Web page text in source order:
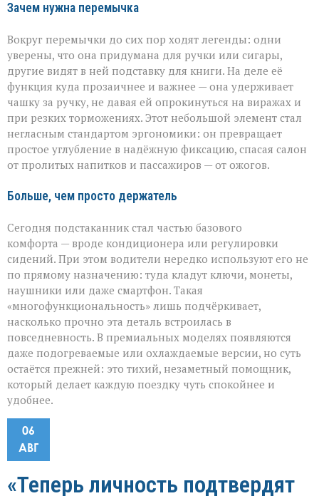
Зачем нужна перемычка
Вокруг перемычки до сих пор ходят легенды: одни
уверены, что она придумана для ручки или сигары,
другие видят в ней подставку для книги. На деле её
функция куда прозаичнее и важнее — она удерживает
чашку за ручку, не давая ей опрокинуться на виражах и
при резких торможениях. Этот небольшой элемент стал
негласным стандартом эргономики: он превращает
простое углубление в надёжную фиксацию, спасая салон
от пролитых напитков и пассажиров — от ожогов.
Больше, чем просто держатель
Сегодня подстаканник стал частью базового
комфорта — вроде кондиционера или регулировки
сидений. При этом водители нередко используют его не
по прямому назначению: туда кладут ключи, монеты,
наушники или даже смартфон. Такая
«многофункциональность» лишь подчёркивает,
насколько прочно эта деталь встроилась в
повседневность. В премиальных моделях появляются
даже подогреваемые или охлаждаемые версии, но суть
остаётся прежней: это тихий, незаметный помощник,
который делает каждую поездку чуть спокойнее и
удобнее.
06
АВГ
«Теперь личность подтвердят